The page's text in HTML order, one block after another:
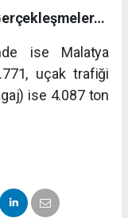
ise Malatya
uçak trafiği
ise 4.087 ton